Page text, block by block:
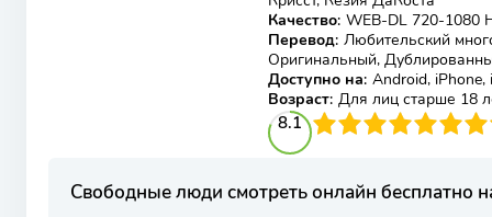
Качество: WEB-DL 720-1080
Перевод: Любительский
Оригинальный,
Доступно на: Android, iPhone,
Возраст: Для лиц старше 18
8.1
4 5 6 7 8 9 10
Свободные люди смотреть онлайн бесплатно